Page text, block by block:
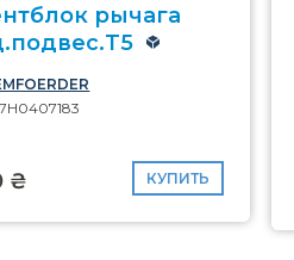
рычага
₴ КУПИТЬ